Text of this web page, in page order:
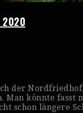
2020
der
Man könnte fasst
schon längere